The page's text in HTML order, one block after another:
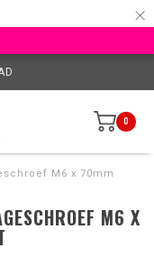
×
0
M6 x 70mm
M6 X